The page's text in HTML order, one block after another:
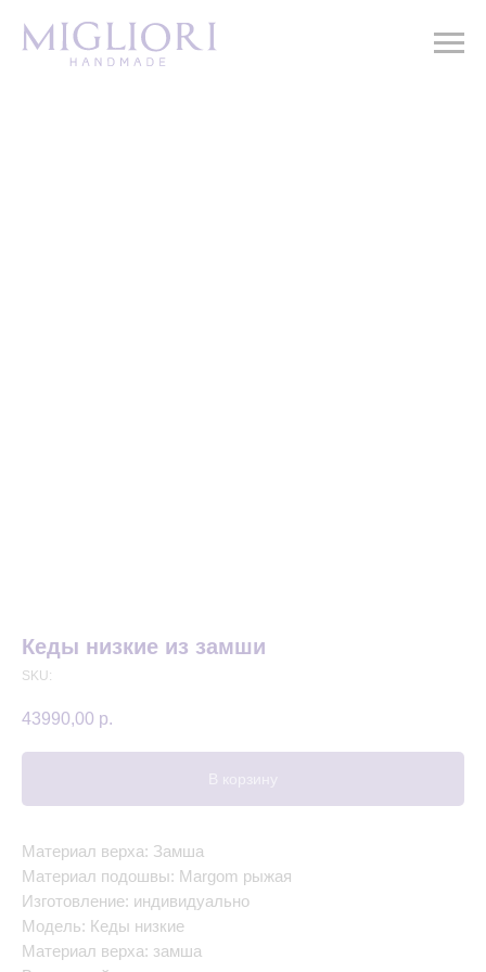
Кеды низкие из замши
SKU:
43990,00 р.
В корзину
Материал верха: Замша
Материал подошвы: Margom рыжая
Изготовление: индивидуально
Модель: Кеды низкие
Материал верха: замша